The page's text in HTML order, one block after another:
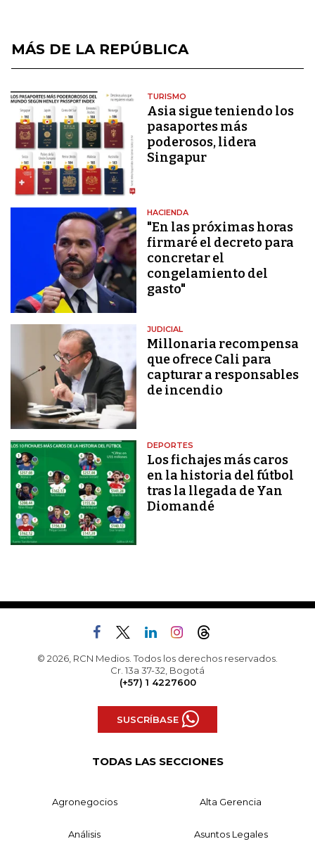
MÁS DE LA REPÚBLICA
TURISMO
Asia sigue teniendo los
pasaportes más
poderosos, lidera
Singapur
HACIENDA
"En las próximas horas
firmaré el decreto para
concretar el
congelamiento del
gasto"
JUDICIAL
Millonaria recompensa
que ofrece Cali para
capturar a responsables
de incendio
DEPORTES
Los fichajes más caros
en la historia del fútbol
tras la llegada de Yan
Diomandé
© 2026, RCN Medios. Todos los derechos reservados.
Cr. 13a 37-32, Bogotá
(+57) 1 4227600
SUSCRÍBASE
TODAS LAS SECCIONES
Agronegocios Alta Gerencia
Análisis Asuntos Legales